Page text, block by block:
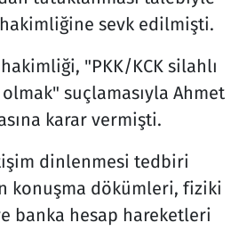
sevk edilmişti.
"PKK/KCK silahlı
suçlamasıyla Ahmet
karar vermişti.
dinlenmesi tedbiri
konuşma dökümleri, fiziki
banka hesap hareketleri